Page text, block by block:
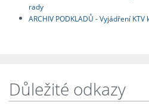
rady
ARCHIV PODKLADŮ - Vyjádření
Důležité odkazy